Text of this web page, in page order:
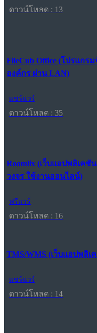
ดาวน์โหลด : 13
FileCub Office (โปรแกร
องค์กร ผ่าน LAN)
แชร์แวร์
ดาวน์โหลด : 35
Roomlix (เว็บแอปพลิเค
วงจร ใช้งานออนไลน์)
ฟรีแวร์
ดาวน์โหลด : 16
TMS/WMS (เว็บแอปพลิ
แชร์แวร์
ดาวน์โหลด : 14